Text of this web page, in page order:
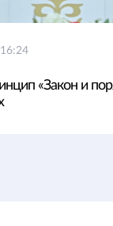
16:24
«Закон и